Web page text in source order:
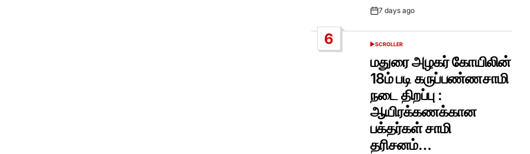
Post7 days ago
6
POSTED
SCROLLER
மதுரை அழகர் கோயிலின்
18ம் படி கருப்பண்ணசாமி
நடை திறப்பு :
ஆயிரக்கணக்கான
பக்தர்கள் சாமி
தரிசனம்…